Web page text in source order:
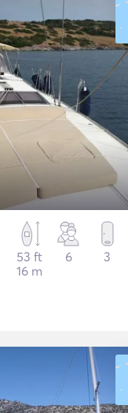
53 ft
16 m
6 3